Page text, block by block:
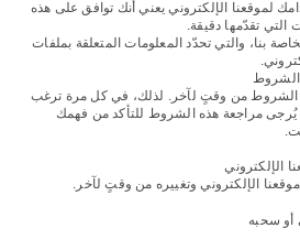
لموقعنا الإلكتروني يعني أنك توافق على هذه
التي تقدّمها دقيقة.
بنا، والتي تحدّد المعلومات المتعلقة بملفات
الشروط
الشروط من وقتٍ لآخر. لذلك، في كل مرة ترغب
يُرجى مراجعة هذه الشروط للتأكد من فهمك
الإلكتروني
الإلكتروني وتغييره من وقتٍ لآخر.
أو سحبه